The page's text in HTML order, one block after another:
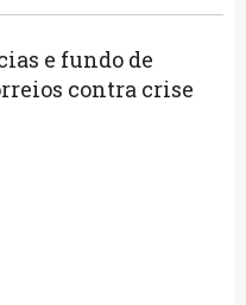
e fundo de
contra crise